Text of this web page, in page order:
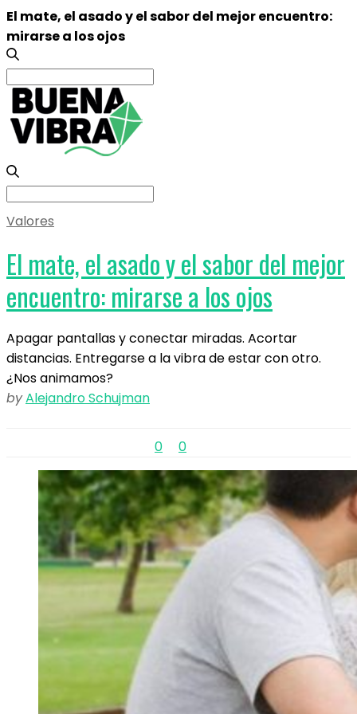
El mate, el asado y el sabor del mejor encuentro:
mirarse a los ojos
Search
for:
Search
Valores
El mate, el asado y el sabor del mejor
encuentro: mirarse a los ojos
Apagar pantallas y conectar miradas. Acortar
distancias. Entregarse a la vibra de estar con otro.
¿Nos animamos?
byAlejandro Schujman
0 0